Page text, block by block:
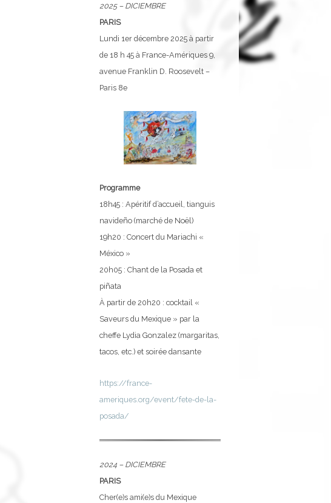
2025 – DICIEMBRE
PARIS
Lundi 1er décembre 2025 à partir
de 18 h 45 à France-Amériques 9,
avenue Franklin D. Roosevelt –
Paris 8e
Programme
18h45 : Apéritif d’accueil, tianguis
navideño (marché de Noël)
19h20 : Concert du Mariachi «
México »
20h05 : Chant de la Posada et
piñata
À partir de 20h20 : cocktail «
Saveurs du Mexique » par la
cheffe Lydia Gonzalez (margaritas,
tacos, etc.) et soirée dansante
https://france-
ameriques.org/event/fete-de-la-
posada/
2024 – DICIEMBRE
PARIS
Cher(e)s ami(e)s du Mexique